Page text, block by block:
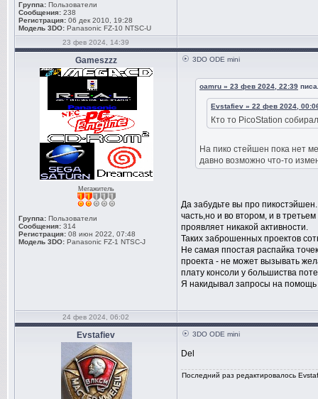
Группа: Пользователи
Сообщения: 238
Регистрация: 06 дек 2010, 19:28
Модель 3DO: Panasonic FZ-10 NTSC-U
23 фев 2024, 14:39
Gameszzz
Мегажитель
Группа: Пользователи
Сообщения: 314
Регистрация: 08 июн 2022, 07:48
Модель 3DO: Panasonic FZ-1 NTSC-J
3DO ODE mini
oamru » 23 фев 2024, 22:39
Evstafiev » 22 фев 2024,
Кто то PicoStation
На пико стейшен пока нет
давно возможно что-то
Да забудьте вы про
часть,но и во втором, и в
проявляет никакой активности.
Таких заброшенных проектов
Не самая ппостая распайка
проекта - не может вызывать
плату консоли у большиства
Я накидывал запросы на помощь
24 фев 2024, 06:02
Evstafiev 3DO ODE mini
Del
Последний раз редактировалось